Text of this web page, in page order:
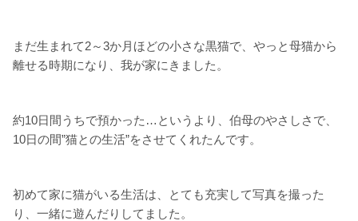
まだ生まれて2～3か月ほどの小さな黒猫で、やっと母猫から
離せる時期になり、我が家にきました。
約10日間うちで預かった…というより、伯母のやさしさで、
10日の間”猫との生活”をさせてくれたんです。
初めて家に猫がいる生活は、とても充実して写真を撮った
り、一緒に遊んだりしてました。